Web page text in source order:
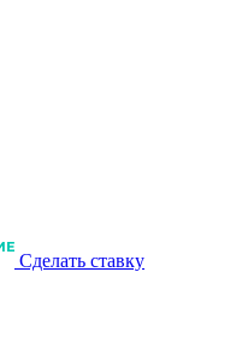
Сделать ставку